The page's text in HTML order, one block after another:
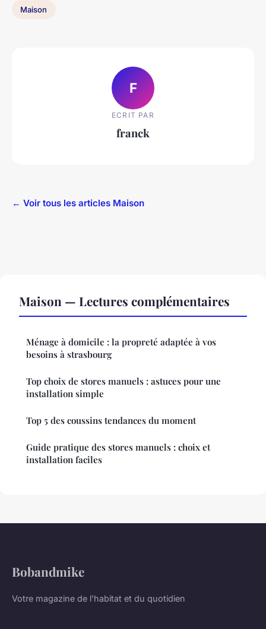
Maison
F
ECRIT PAR
franck
← Voir tous les articles Maison
Maison — Lectures complémentaires
Ménage à domicile : la propreté adaptée à vos
besoins à strasbourg
Top choix de stores manuels : astuces pour une
installation simple
Top 5 des coussins tendances du moment
Guide pratique des stores manuels : choix et
installation faciles
Bobandmike
Votre magazine de l'habitat et du quotidien